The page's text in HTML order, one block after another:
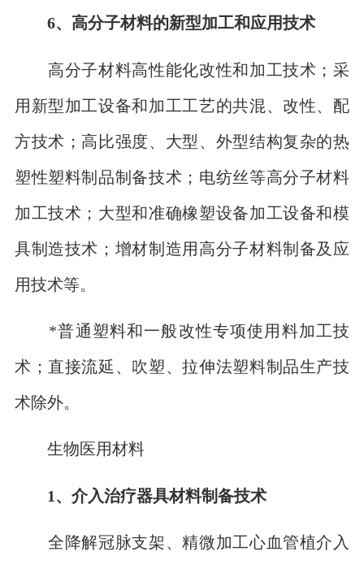
6、高分子材料的新型加工和应用技术
高分子材料高性能化改性和加工技术；采
用新型加工设备和加工工艺的共混、改性、配
方技术；高比强度、大型、外型结构复杂的热
塑性塑料制品制备技术；电纺丝等高分子材料
加工技术；大型和准确橡塑设备加工设备和模
具制造技术；增材制造用高分子材料制备及应
用技术等。
*普通塑料和一般改性专项使用料加工技
术；直接流延、吹塑、拉伸法塑料制品生产技
术除外。
生物医用材料
1、介入治疗器具材料制备技术
全降解冠脉支架、精微加工心血管植介入